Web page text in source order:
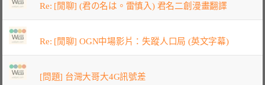
Re: [閒聊] (君の名は。雷慎入) 君名二創漫畫翻譯
Re: [閒聊] OGN中場影片：失蹤人口局 (英文字幕)
[問題] 台灣大哥大4G訊號差